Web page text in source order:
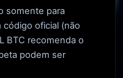
somente para
oficial (não
BTC recomenda o
podem ser